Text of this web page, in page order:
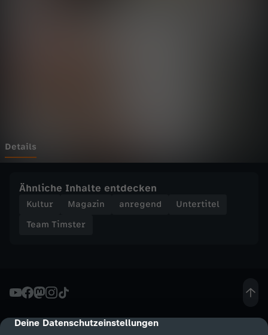
cmp-dialog-description
Deine Datenschutzeinstellungen
W
e
h
t
Details
Ähnliche Inhalte entdecken
Kultur Magazin anregend
Untertitel
Team Timster